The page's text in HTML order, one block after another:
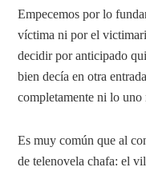
Empecemos por lo
víctima ni por el
decidir por anticipado
bien decía en otra
completamente ni lo
Es muy común que al
de telenovela chafa: el